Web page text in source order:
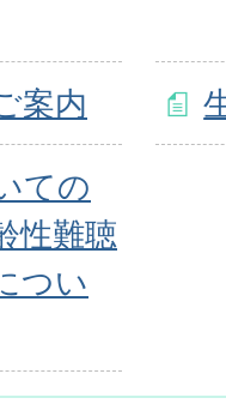
案内
ての
性難聴
つい